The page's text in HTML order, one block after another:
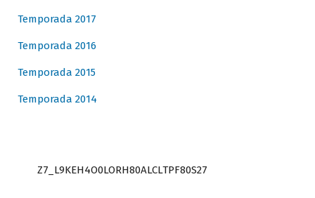
Temporada 2017
Temporada 2016
Temporada 2015
Temporada 2014
Z7_L9KEH4O0LORH80ALCLTPF80S27